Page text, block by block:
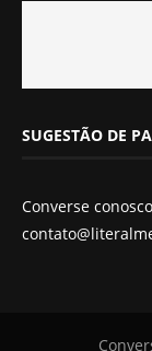
SUGESTÃO DE
Converse